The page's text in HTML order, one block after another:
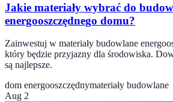
Jakie materiały wybrać do
energooszczędnego domu?
Zainwestuj w materiały budowlane
który będzie przyjazny dla środowiska.
są najlepsze.
dom energooszczędnymateriały budowlane
Aug 2